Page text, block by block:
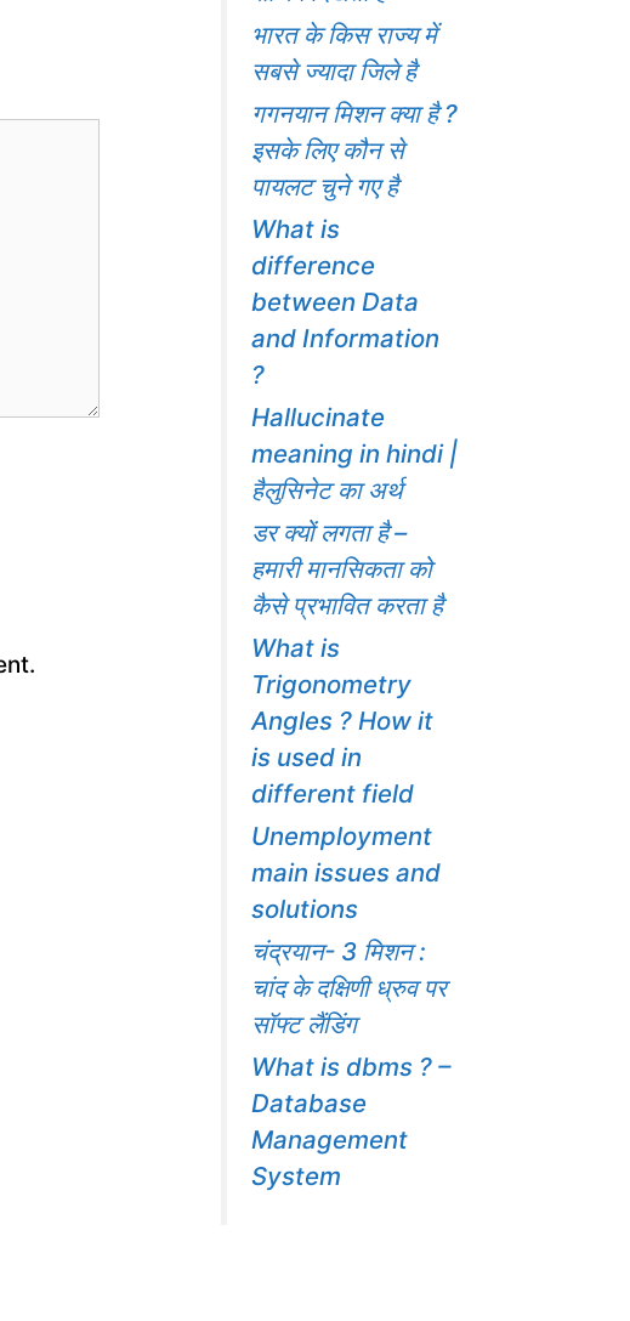
भारत के किस राज्य में
सबसे ज्यादा जिले है
गगनयान मिशन क्या है ?
इसके लिए कौन से
पायलट चुने गए है
What is
difference
between Data
and Information
?
Hallucinate
meaning in hindi |
हैलुसिनेट का अर्थ
डर क्यों लगता है –
हमारी मानसिकता को
कैसे प्रभावित करता है
What is
Trigonometry
Angles ? How it
is used in
different field
Unemployment
main issues and
solutions
चंद्रयान- 3 मिशन :
चांद के दक्षिणी ध्रुव पर
सॉफ्ट लैंडिंग
What is dbms ? –
Database
Management
System